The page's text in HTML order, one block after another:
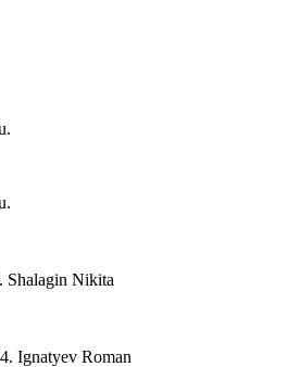
Shalagin Nikita
Ignatyev Roman